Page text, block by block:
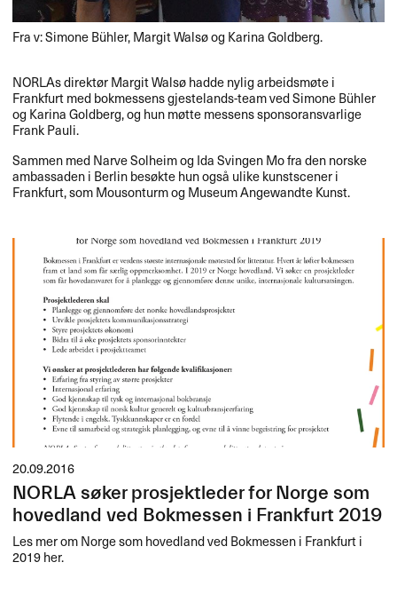
Fra v: Simone Bühler, Margit Walsø og Karina Goldberg.
NORLAs direktør Margit Walsø hadde nylig arbeidsmøte i
Frankfurt med bokmessens gjestelands-team ved Simone Bühler
og Karina Goldberg, og hun møtte messens sponsoransvarlige
Frank Pauli.
Sammen med Narve Solheim og Ida Svingen Mo fra den norske
ambassaden i Berlin besøkte hun også ulike kunstscener i
Frankfurt, som Mousonturm og Museum Angewandte Kunst.
20.09.2016
NORLA søker prosjektleder for Norge som
hovedland ved Bokmessen i Frankfurt 2019
Les mer om Norge som hovedland ved Bokmessen i Frankfurt i
2019 her.